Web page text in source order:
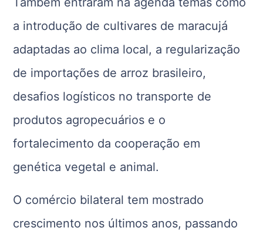
a introdução de cultivares de maracujá
adaptadas ao clima local, a regularização
de importações de arroz brasileiro,
desafios logísticos no transporte de
produtos agropecuários e o
fortalecimento da cooperação em
genética vegetal e animal.
O comércio bilateral tem mostrado
crescimento nos últimos anos, passando